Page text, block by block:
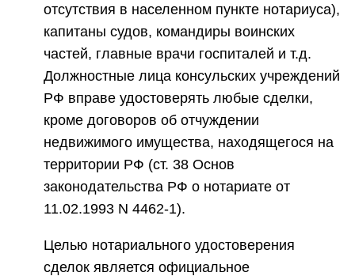
отсутствия в населенном пункте нотариуса),
капитаны судов, командиры воинских
частей, главные врачи госпиталей и т.д.
Должностные лица консульских учреждений
РФ вправе удостоверять любые сделки,
кроме договоров об отчуждении
недвижимого имущества, находящегося на
территории РФ (ст. 38 Основ
законодательства РФ о нотариате от
11.02.1993 N 4462-1).
Целью нотариального удостоверения
сделок является официальное